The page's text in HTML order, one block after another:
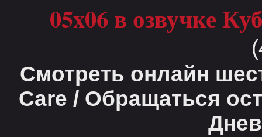
05x06 в озвучке
Смотреть онлайн
Care / Обращаться